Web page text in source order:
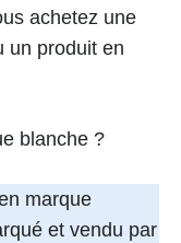
achetez une
un produit en
blanche ?
marque
et vendu par